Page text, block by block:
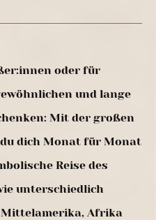
oder für
und lange
Mit der großen
dich Monat für Monat
Reise des
unterschiedlich
Afrika